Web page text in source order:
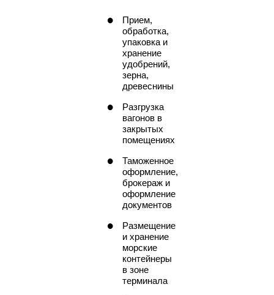
Прием,
обработка,
упаковка и
хранение
удобрений,
зерна,
древеснины
Разгрузка
вагонов в
закрытых
помещениях
Таможенное
оформление,
брокераж и
оформление
документов
Размещение
и хранение
морские
контейнеры
в зоне
терминала